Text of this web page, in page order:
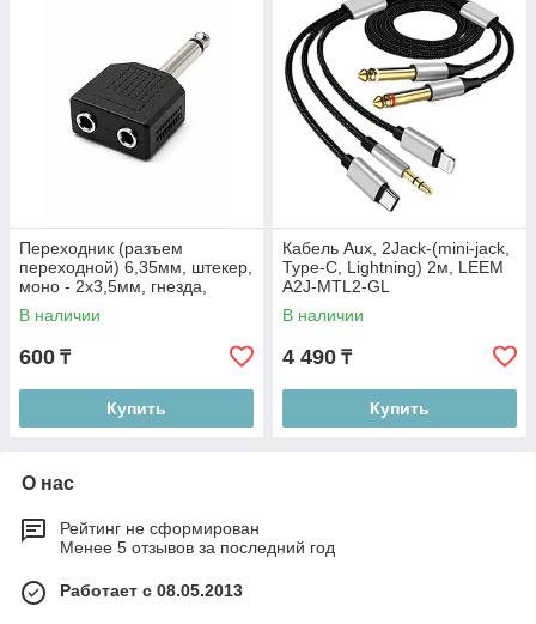
Переходник (разъем
переходной) 6,35мм, штекер,
моно - 2х3,5мм, гнезда,
Soundking CC3131
В наличии
600 ₸
Купить
Кабель Aux, 2Jack-(mini-jack,
Type-C, Lightning) 2м, LEEM
A2J-MTL2-GL
В наличии
4 490 ₸
Купить
О нас
Рейтинг не сформирован
Менее 5 отзывов за последний год
Работает с 08.05.2013